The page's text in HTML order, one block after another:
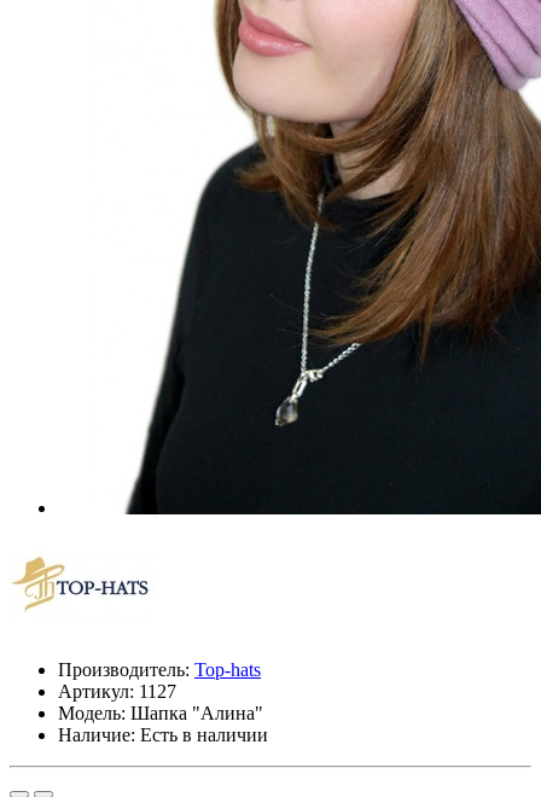
Производитель: Top-hats
Артикул: 1127
Модель: Шапка "Алина"
Наличие: Есть в наличии